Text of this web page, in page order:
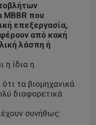
MBBR που
επεξεργασία,
από κακή
λάσπη ή
η ίδια η
τα βιομηχανικά
διαφορετικά
συνήθως: